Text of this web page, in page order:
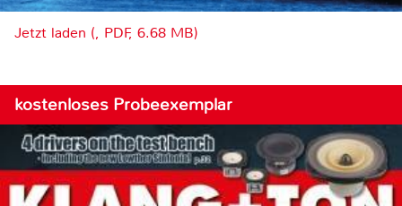
Jetzt laden (, PDF, 6.68 MB)
kostenloses Probeexemplar